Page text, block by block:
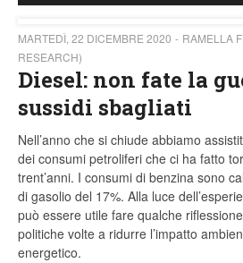
MARTEDÌ, 22 DICEMBRE 2020
RAMELLA
RESEARCH)
Diesel: non fate la
sussidi sbagliati
Nell’anno che si chiude abbiamo
dei consumi petroliferi che ci ha fatto
trent’anni. I consumi di benzina sono
di gasolio del 17%. Alla luce
può essere utile fare qualche
politiche volte a ridurre l’impatto
energetico.